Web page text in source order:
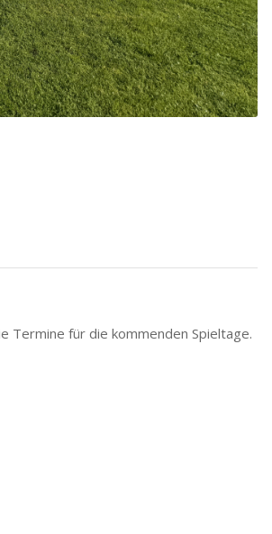
Termine für die kommenden Spieltage.